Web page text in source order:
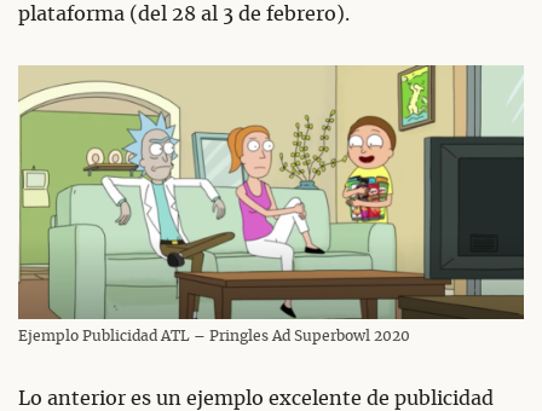
plataforma (del 28 al 3 de febrero).
Ejemplo Publicidad ATL – Pringles Ad Superbowl 2020
Lo anterior es un ejemplo excelente de publicidad